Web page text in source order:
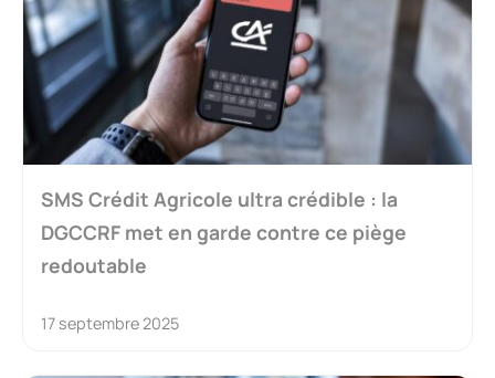
SMS Crédit Agricole ultra crédible : la
DGCCRF met en garde contre ce piège
redoutable
17 septembre 2025